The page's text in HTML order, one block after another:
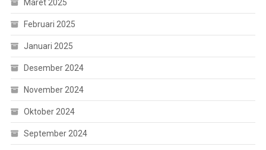
Maret 2025
Februari 2025
Januari 2025
Desember 2024
November 2024
Oktober 2024
September 2024